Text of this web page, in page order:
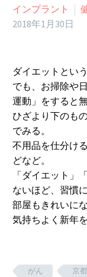
インプラント
2018年1月30日
ダイエットとい
でも、お掃除や
運動」をすると
ひざより下のも
でみる。
不用品を仕分け
どなど。
「ダイエット」
ないほど、習慣
部屋もきれいに
気持ちよく新年
がん 京都